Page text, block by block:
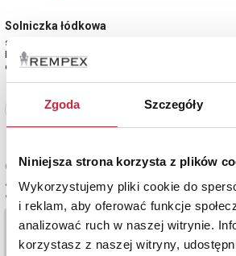
Zgoda Szczegóły
Niniejsza strona korzysta z plików
Wykorzystujemy pliki cookie do
i reklam, aby oferować funkcje
analizować ruch w naszej witrynie.
korzystasz z naszej witryny,
Solniczka łódkowa
srebro częściowo złocone próby 12 cechowane;
Lublin, lata 30. XIX w.
estymacja: 3 200 - 3 800 zł
Zobacz pełne informacje
Cena oferowana
3 000 zł